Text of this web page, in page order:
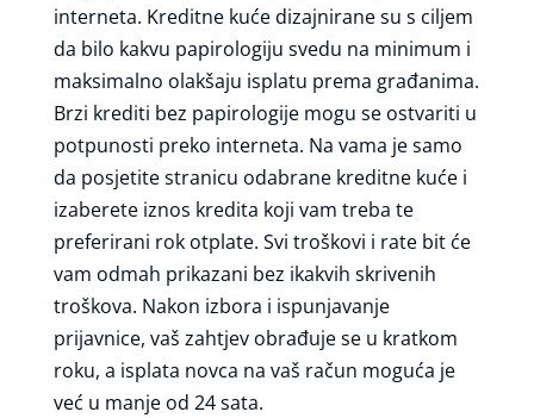
interneta. Kreditne kuće dizajnirane su s ciljem
da bilo kakvu papirologiju svedu na minimum i
maksimalno olakšaju isplatu prema građanima.
Brzi krediti bez papirologije mogu se ostvariti u
potpunosti preko interneta. Na vama je samo
da posjetite stranicu odabrane kreditne kuće i
izaberete iznos kredita koji vam treba te
preferirani rok otplate. Svi troškovi i rate bit će
vam odmah prikazani bez ikakvih skrivenih
troškova. Nakon izbora i ispunjavanje
prijavnice, vaš zahtjev obrađuje se u kratkom
roku, a isplata novca na vaš račun moguća je
već u manje od 24 sata.